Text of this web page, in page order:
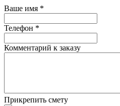
Ваше имя *
Телефон *
Комментарий к заказу
Прикрепить смету